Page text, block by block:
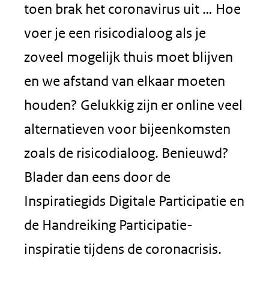
toen brak het coronavirus uit … Hoe
voer je een risicodialoog als je
zoveel mogelijk thuis moet blijven
en we afstand van elkaar moeten
houden? Gelukkig zijn er online veel
alternatieven voor bijeenkomsten
zoals de risicodialoog. Benieuwd?
Blader dan eens door de
Inspiratiegids Digitale Participatie en
de Handreiking Participatie-
inspiratie tijdens de coronacrisis.